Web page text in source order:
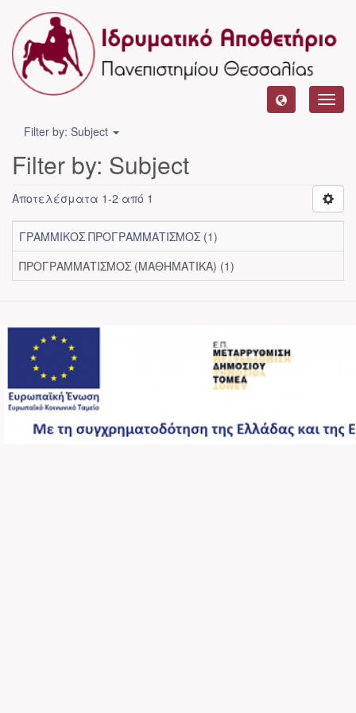
Filter by: Subject
Filter by: Subject
Αποτελέσματα 1-2 από 1
ΓΡΑΜΜΙΚΟΣ ΠΡΟΓΡΑΜΜΑΤΙΣΜΟΣ (1)
ΠΡΟΓΡΑΜΜΑΤΙΣΜΟΣ (ΜΑΘΗΜΑΤΙΚΑ) (1)